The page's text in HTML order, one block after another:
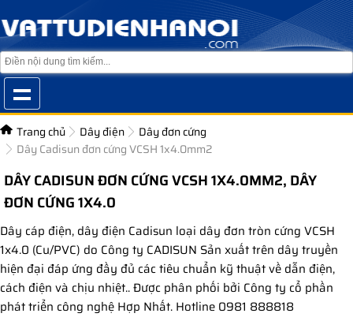
Trang chủ Dây điện
Dây đơn cứng
Dây Cadisun đơn cứng VCSH 1x4.0mm2
DÂY CADISUN ĐƠN CỨNG VCSH 1X4.0MM2, DÂY
ĐƠN CỨNG 1X4.0
Dây cáp điện, dây điện Cadisun loại dây đơn tròn cứng VCSH
1x4.0 (Cu/PVC) do Công ty CADISUN Sản xuất trên dây truyền
hiện đại đáp ứng đầy đủ các tiêu chuẩn kỹ thuật về dẫn điện,
cách điện và chịu nhiệt.. Được phân phối bởi Công ty cổ phần
phát triển công nghệ Hợp Nhất. Hotline 0981 888818